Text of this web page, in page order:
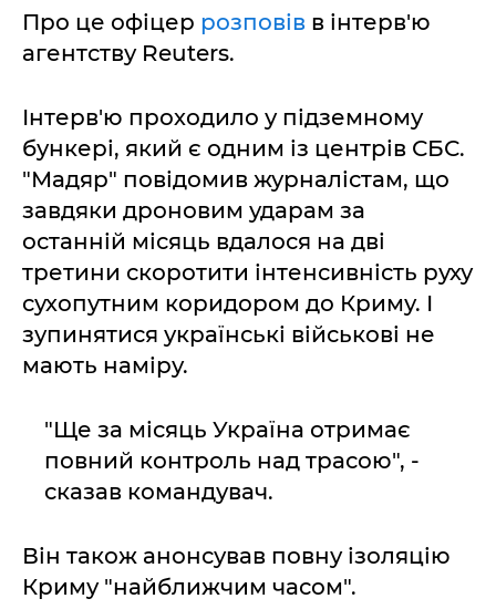
Про це офіцер розповів в інтерв'ю
агентству Reuters.
Інтерв'ю проходило у підземному
бункері, який є одним із центрів СБС.
"Мадяр" повідомив журналістам, що
завдяки дроновим ударам за
останній місяць вдалося на дві
третини скоротити інтенсивність руху
сухопутним коридором до Криму. І
зупинятися українські військові не
мають наміру.
"Ще за місяць Україна отримає
повний контроль над трасою", -
сказав командувач.
Він також анонсував повну ізоляцію
Криму "найближчим часом".